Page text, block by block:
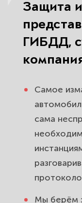
Защита и
ГИБДД,
Самое
сама
Мы берём